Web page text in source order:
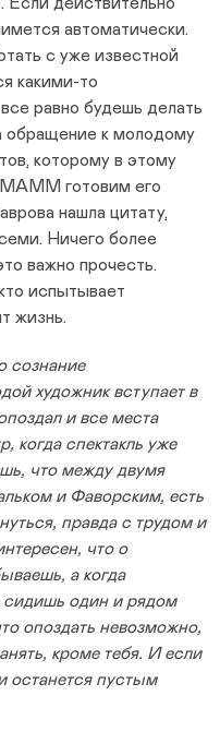
автоматически.
с уже известной
какими-то
равно будешь делать
обращение к молодому
которому в этому
МАММ готовим его
нашла цитату,
Ничего более
важно прочесть.
испытывает
жизнь.
сознание
художник вступает в
и все места
когда спектакль уже
что между двумя
и Фаворским, есть
правда с трудом и
что о
а когда
сидишь один и рядом
опоздать невозможно,
кроме тебя. И если
останется пустым